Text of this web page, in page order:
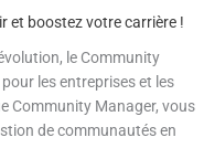
et boostez votre carrière !
le Community
les entreprises et les
Community Manager, vous
de communautés en